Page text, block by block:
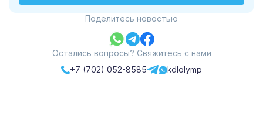
Поделитесь новостью
Остались вопросы? Свяжитесь с нами
+7 (702) 052-8585
kdlolymp